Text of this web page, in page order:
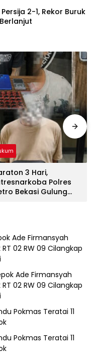
2-1, Rekor Buruk
3 Hari,
Polres
Bekasi Gulung
Ade Firmansyah
02 RW 09 Cilangkap
Ade Firmansyah
02 RW 09 Cilangkap
Pokmas Teratai 11
Pokmas Teratai 11